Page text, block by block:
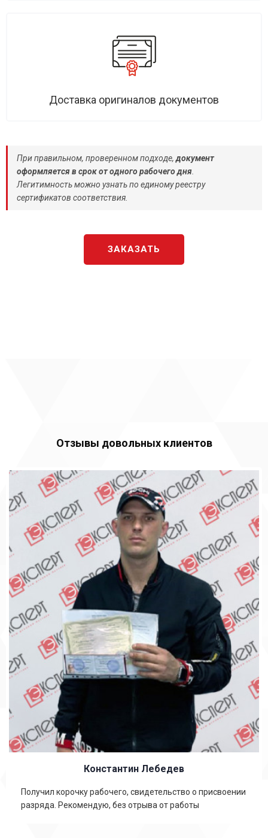
Доставка оригиналов документов
При правильном, проверенном подходе,документ
оформляется в срок от одного рабочего дня
Легитимность можно узнать по единому реестру
сертификатов соответствия.
ЗАКАЗАТЬ
Отзывы довольных клиентов
Константин Лебедев
Получил корочку рабочего, свидетельство о присвоении
разряда. Рекомендую, без отрыва от работы